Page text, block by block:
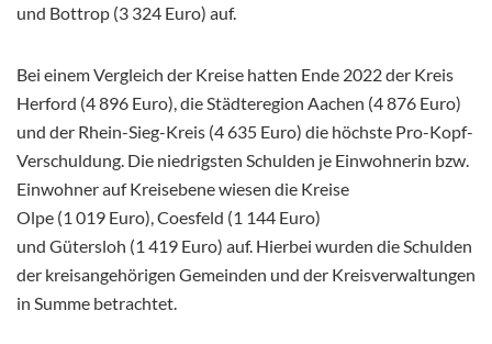
und Bottrop (3 324 Euro) auf.
Bei einem Vergleich der Kreise hatten Ende 2022 der Kreis
Herford (4 896 Euro), die Städteregion Aachen (4 876 Euro)
und der Rhein-Sieg-Kreis (4 635 Euro) die höchste Pro-Kopf-
Verschuldung. Die niedrigsten Schulden je Einwohnerin bzw.
Einwohner auf Kreisebene wiesen die Kreise
Olpe (1 019 Euro), Coesfeld (1 144 Euro)
und Gütersloh (1 419 Euro) auf. Hierbei wurden die Schulden
der kreisangehörigen Gemeinden und der Kreisverwaltungen
in Summe betrachtet.